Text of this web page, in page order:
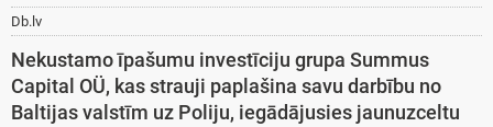
Db.lv
Nekustamo īpašumu investīciju grupa Summus
Capital OÜ, kas strauji paplašina savu darbību no
Baltijas valstīm uz Poliju, iegādājusies jaunuzceltu